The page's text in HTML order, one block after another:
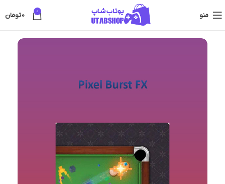
منو 0
0تومان